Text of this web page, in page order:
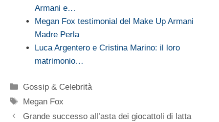
Armani e…
Megan Fox testimonial del Make Up Armani
Madre Perla
Luca Argentero e Cristina Marino: il loro
matrimonio…
Categorie
Gossip & Celebrità
Tag
Megan Fox
Grande successo all’asta dei giocattoli di latta